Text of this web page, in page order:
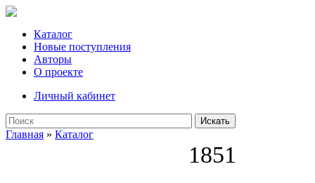
Каталог
Новые поступления
Авторы
О проекте
Личный кабинет
Искать
Главная » Каталог
1851